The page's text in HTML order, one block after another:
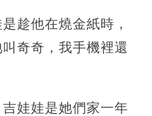
趁他在燒金紙時，
奇奇，我手機裡還
娃娃是她們家一年